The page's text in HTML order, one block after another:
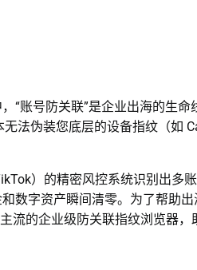
“账号防关联”是企业出海的生命
法伪装您底层的设备指纹（如
）的精密风控系统识别出多
数字资产瞬间清零。为了帮助
流的企业级防关联指纹浏览器，